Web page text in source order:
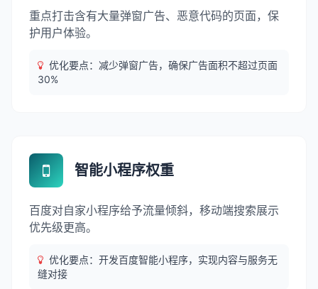
重点打击含有大量弹窗广告、恶意代码的页面，保
护用户体验。
优化要点：减少弹窗广告，确保广告面积不超过页面
30%
智能小程序权重
百度对自家小程序给予流量倾斜，移动端搜索展示
优先级更高。
优化要点：开发百度智能小程序，实现内容与服务无
缝对接